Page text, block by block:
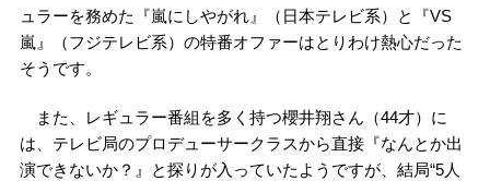
ュラーを務めた『嵐にしやがれ』（日本テレビ系）と『VS
嵐』（フジテレビ系）の特番オファーはとりわけ熱心だった
そうです。
また、レギュラー番組を多く持つ櫻井翔さん（44才）に
は、テレビ局のプロデューサークラスから直接『なんとか出
演できないか？』と探りが入っていたようですが、結局“5人